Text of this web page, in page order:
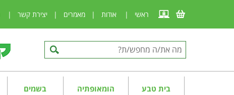
ראשי | אודות | מאמרים | יצירת קשר |
בית טבע הומאופתיה בשמים